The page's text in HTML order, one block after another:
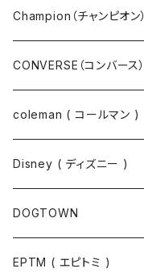
ニット
ジャケット
コート
ポロシャツ
パンツ
Champion（チャンピオン）
スウェットパンツ
パーカー
スウェット
Tシャツ
CONVERSE（コンバース）
coleman ( コールマン )
Disney ( ディズニー )
DOGTOWN
EPTM ( エピトミ )